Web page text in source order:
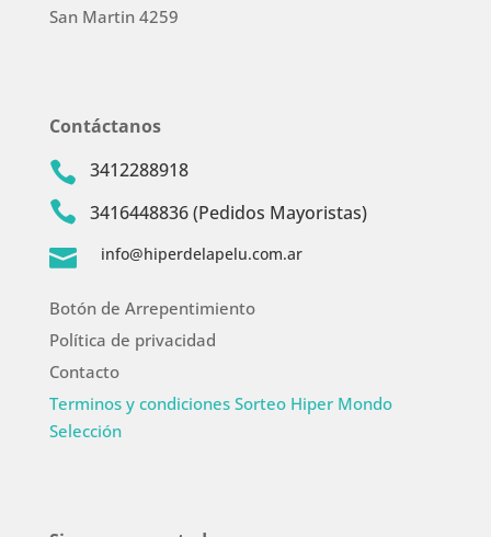
San Martin 4259
Contáctanos
 3412288918
 3416448836 (Pedidos Mayoristas)
 info@hiperdelapelu.com.ar
Botón de Arrepentimiento
Política de privacidad
Contacto
Terminos y condiciones Sorteo Hiper Mondo
Selección